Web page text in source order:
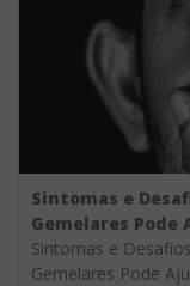
Sintomas e
Gemelares Pode
Sintomas e
Gemelares Pode